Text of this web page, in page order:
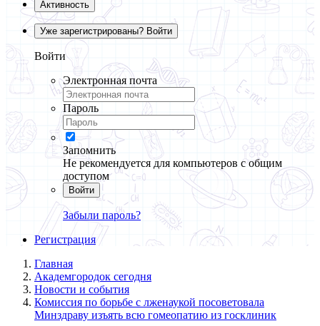
Активность
Уже зарегистрированы? Войти
Войти
Электронная почта
Пароль
Запомнить
Не рекомендуется для компьютеров с общим
доступом
Войти
Забыли пароль?
Регистрация
Главная
Академгородок сегодня
Новости и события
Комиссия по борьбе с лженаукой посоветовала
Минздраву изъять всю гомеопатию из госклиник